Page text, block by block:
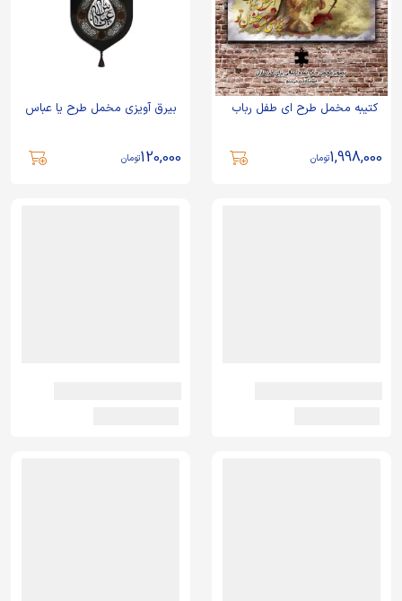
کتیبه مخمل طرح ای طفل رباب
1,998,000تومان
بیرق آویزی مخمل طرح یا عباس
120,000تومان